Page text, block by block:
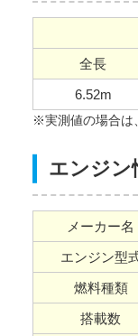
全長
6.52m
※実測値の場合は
エンジン
メーカー名
エンジン型
燃料種類
搭載数